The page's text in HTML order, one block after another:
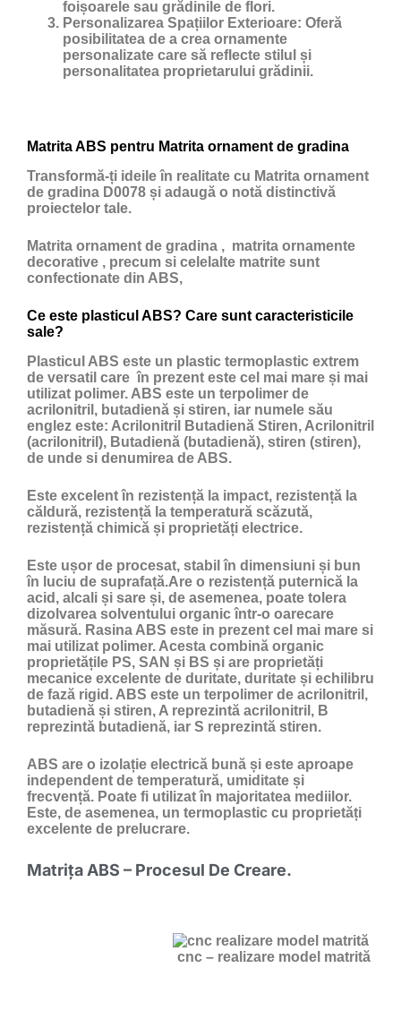
foișoarele sau grădinile de flori.
Personalizarea Spațiilor Exterioare: Oferă
posibilitatea de a crea ornamente
personalizate care să reflecte stilul și
personalitatea proprietarului grădinii.
Matrita ABS pentru Matrita ornament de gradina
Transformă-ți ideile în realitate cu Matrita ornament
de gradina D0078 și adaugă o notă distinctivă
proiectelor tale.
Matrita ornament de gradina , matrita ornamente
decorative , precum si celelalte matrite sunt
confectionate din ABS,
Ce este plasticul ABS? Care sunt caracteristicile
sale?
Plasticul ABS este un plastic termoplastic extrem
de versatil care în prezent este cel mai mare și mai
utilizat polimer. ABS este un terpolimer de
acrilonitril, butadienă și stiren, iar numele său
englez este: Acrilonitril Butadienă Stiren, Acrilonitril
(acrilonitril), Butadienă (butadienă), stiren (stiren),
de unde si denumirea de ABS.
Este excelent în rezistență la impact, rezistență la
căldură, rezistență la temperatură scăzută,
rezistență chimică și proprietăți electrice.
Este ușor de procesat, stabil în dimensiuni și bun
în luciu de suprafață.Are o rezistență puternică la
acid, alcali și sare și, de asemenea, poate tolera
dizolvarea solventului organic într-o oarecare
măsură. Rasina ABS este in prezent cel mai mare si
mai utilizat polimer. Acesta combină organic
proprietățile PS, SAN și BS și are proprietăți
mecanice excelente de duritate, duritate și echilibru
de fază rigid. ABS este un terpolimer de acrilonitril,
butadienă și stiren, A reprezintă acrilonitril, B
reprezintă butadienă, iar S reprezintă stiren.
ABS are o izolație electrică bună și este aproape
independent de temperatură, umiditate și
frecvență. Poate fi utilizat în majoritatea mediilor.
Este, de asemenea, un termoplastic cu proprietăți
excelente de prelucrare.
Matrița ABS – Procesul De Creare.
cnc – realizare model matrită